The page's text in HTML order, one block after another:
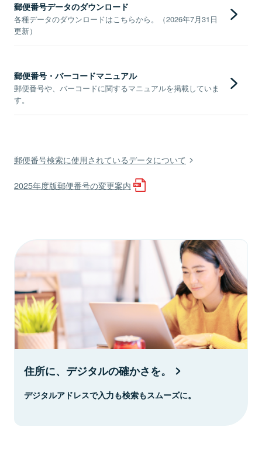
郵便番号データのダウンロード
各種データのダウンロードはこちらから。（2026年7月31日
更新）
郵便番号・バーコードマニュアル
郵便番号や、バーコードに関するマニュアルを掲載していま
す。
郵便番号検索に使用されているデータについて
2025年度版郵便番号の変更案内
住所に、デジタルの確かさを。
デジタルアドレスで入力も検索もスムーズに。